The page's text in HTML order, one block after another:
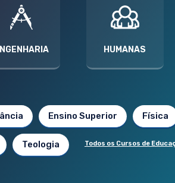
HUMANAS
Ensino Superior Física
Teologia Todos os Cursos de